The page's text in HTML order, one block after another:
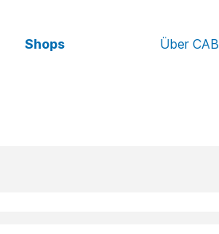
Shops Über CAB